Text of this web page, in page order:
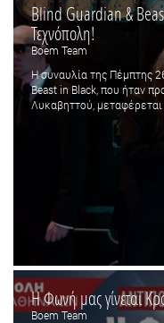
Blind Guardian &
Τεχνόπολη!
Boem Team
Η συναυλία της Πέμπτης
Beast in Black, που ήταν
Λυκαβηττού,
Η Φωνή μας γίνεται
Boem Team